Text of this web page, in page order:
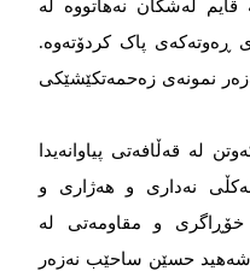
قایم لەشکان نەهاتووە لە
ڕەوتەکەی پاک کردۆتەوە.
نمونەی زەحمەتکێشێکی
لە قەڵافەتی پیاوانەیدا
نەداری و هەژاری و
خۆڕاگری و مقاومەتی لە
شەهید حسێن ساحێب نەزەر